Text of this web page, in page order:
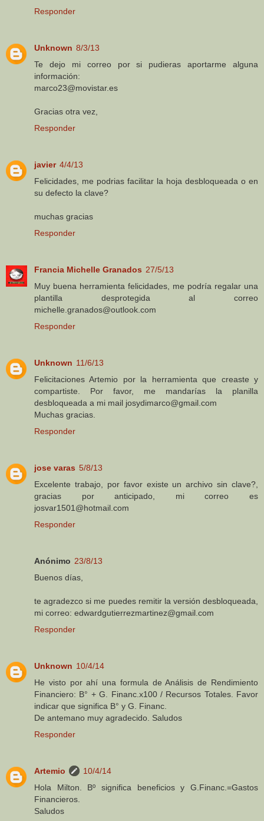
Responder
Unknown 8/3/13
Te dejo mi correo por si pudieras aportarme alguna
información:
marco23@movistar.es
Gracias otra vez,
Responder
javier 4/4/13
Felicidades, me podrias facilitar la hoja desbloqueada o en
su defecto la clave?
muchas gracias
Responder
Francia Michelle Granados 27/5/13
Muy buena herramienta felicidades, me podría regalar una
plantilla desprotegida al correo
michelle.granados@outlook.com
Responder
Unknown 11/6/13
Felicitaciones Artemio por la herramienta que creaste y
compartiste. Por favor, me mandarías la planilla
desbloqueada a mi mail josydimarco@gmail.com
Muchas gracias.
Responder
jose varas 5/8/13
Excelente trabajo, por favor existe un archivo sin clave?,
gracias por anticipado, mi correo es
josvar1501@hotmail.com
Responder
Anónimo 23/8/13
Buenos días,
te agradezco si me puedes remitir la versión desbloqueada,
mi correo: edwardgutierrezmartinez@gmail.com
Responder
Unknown 10/4/14
He visto por ahí una formula de Análisis de Rendimiento
Financiero: B° + G. Financ.x100 / Recursos Totales. Favor
indicar que significa B° y G. Financ.
De antemano muy agradecido. Saludos
Responder
Artemio
10/4/14
Hola Milton. Bº significa beneficios y G.Financ.=Gastos
Financieros.
Saludos